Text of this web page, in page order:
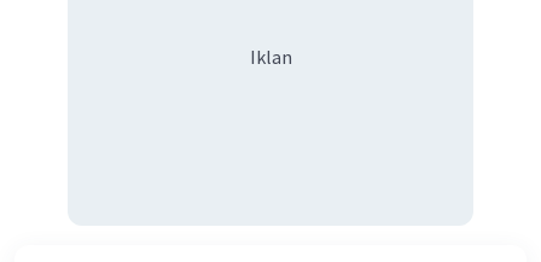
Iklan